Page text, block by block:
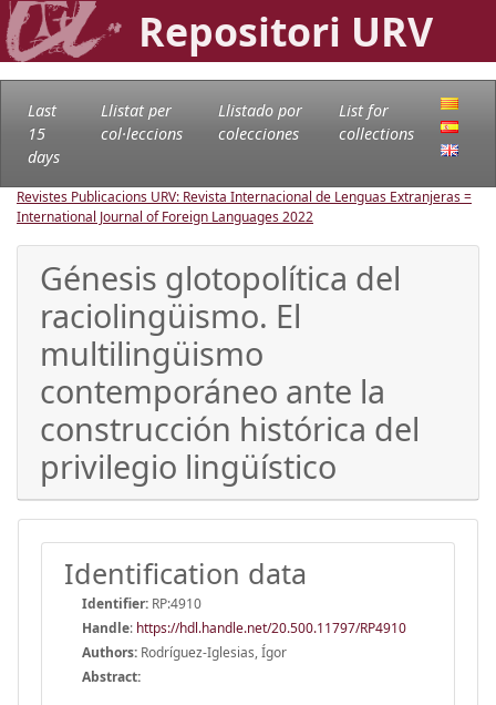
Repositori URV
Last
15
days
Llistat per
col·leccions
Llistado por
colecciones
List for
collections
Revistes Publicacions URV: Revista Internacional de Lenguas Extranjeras =
International Journal of Foreign Languages2022
Génesis glotopolítica del
raciolingüismo. El
multilingüismo
contemporáneo ante la
construcción histórica del
privilegio lingüístico
Identification data
Identifier: RP:4910
Handle: https://hdl.handle.net/20.500.11797/RP4910
Authors: Rodríguez-Iglesias, Ígor
Abstract: